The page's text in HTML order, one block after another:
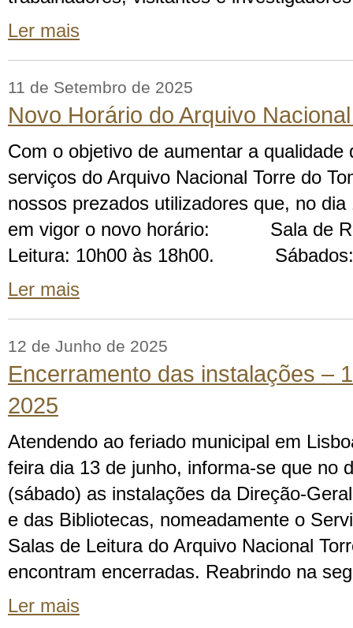
Ler mais
11 de Setembro de 2025
Novo Horário do Arquivo
Com o objetivo de aumentar a qualidade
serviços do Arquivo Nacional Torre do
nossos prezados utilizadores que, no
em vigor o novo horário: Sala de
Leitura: 10h00 às 18h00.
Ler mais
12 de Junho de 2025
Encerramento das instalações –
2025
Atendendo ao feriado municipal em
feira dia 13 de junho, informa-se que no
(sábado) as instalações da Direção-
e das Bibliotecas, nomeadamente o
Salas de Leitura do Arquivo Nacional
encontram encerradas. Reabrindo na
Ler mais